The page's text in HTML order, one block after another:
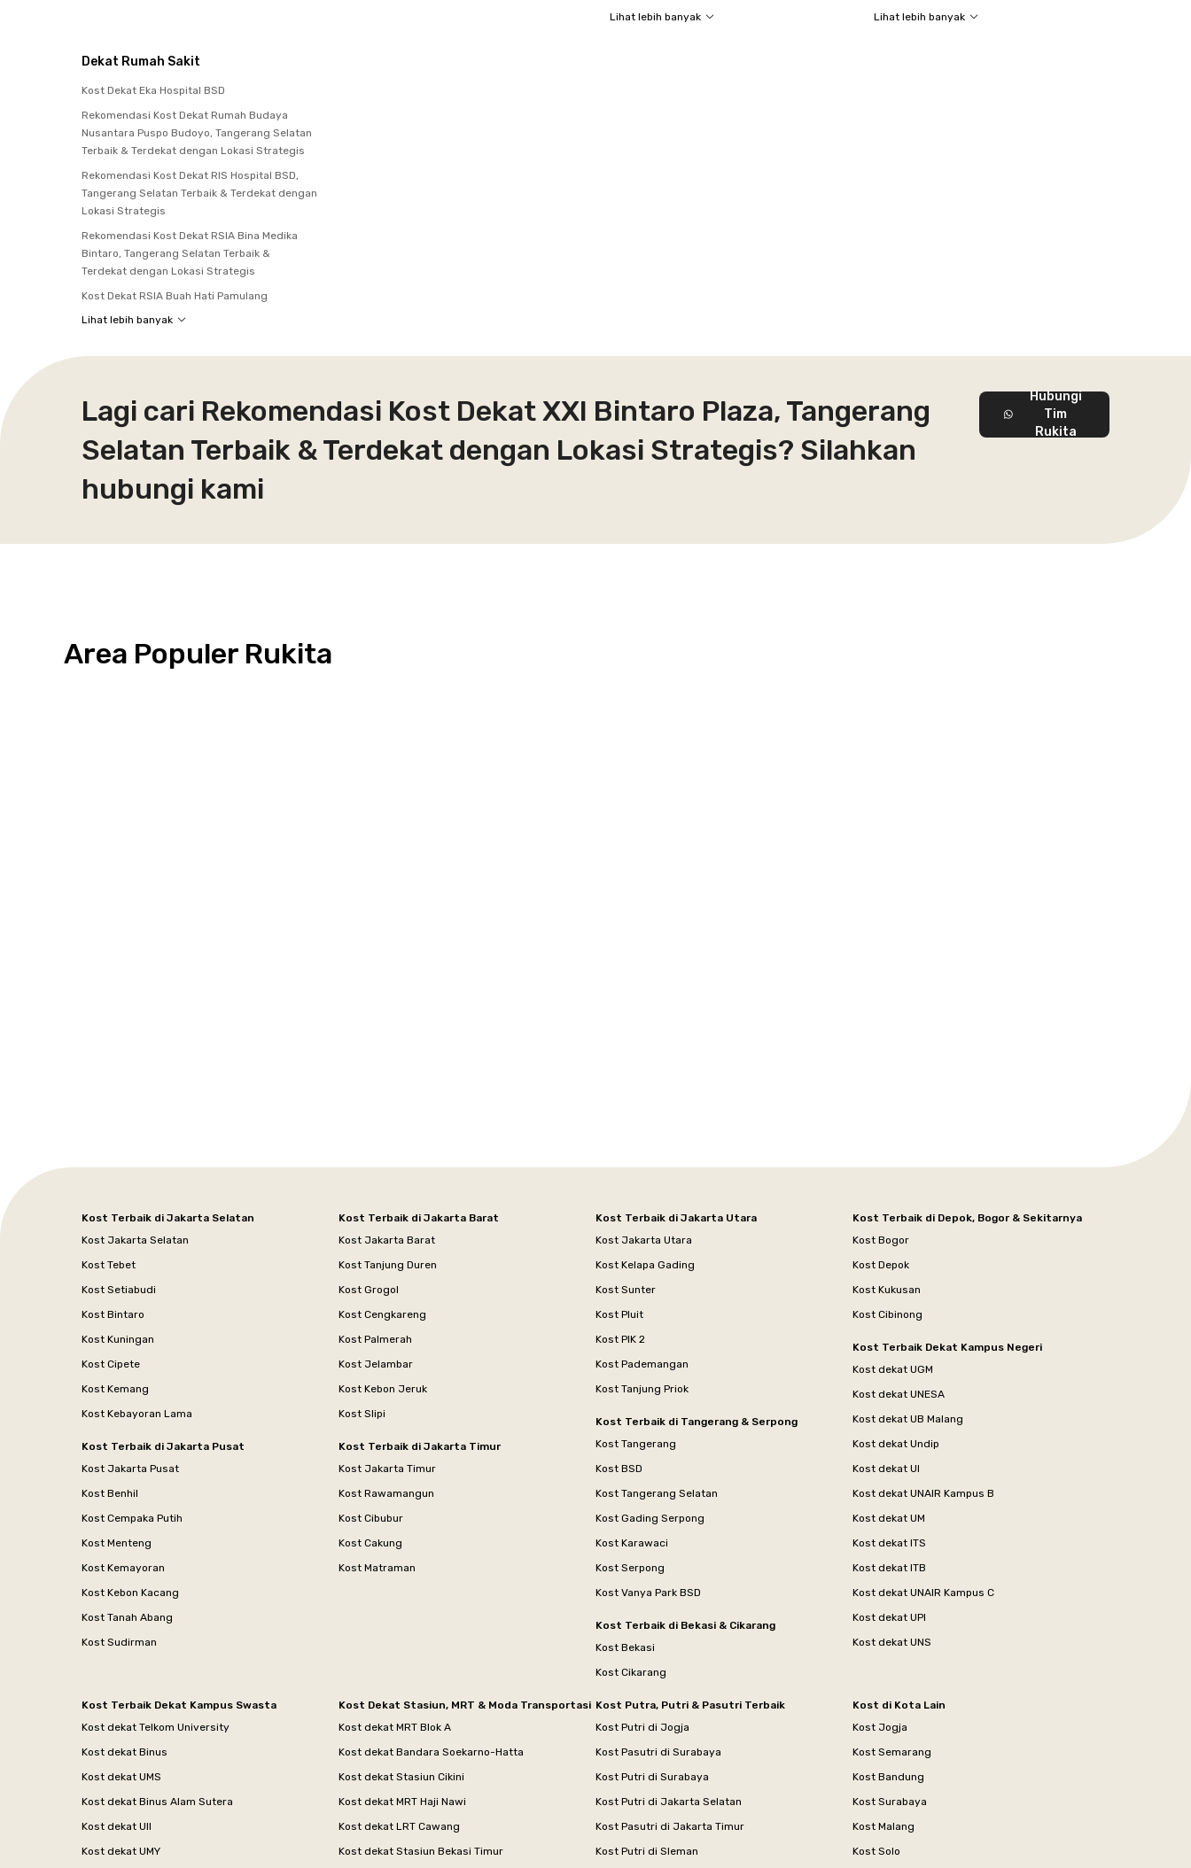
Lihat lebih banyak
Lihat lebih banyak
Dekat Rumah Sakit
Kost Dekat Eka Hospital BSD
Rekomendasi Kost Dekat Rumah Budaya
Nusantara Puspo Budoyo, Tangerang Selatan
Terbaik & Terdekat dengan Lokasi Strategis
Rekomendasi Kost Dekat RIS Hospital BSD,
Tangerang Selatan Terbaik & Terdekat dengan
Lokasi Strategis
Rekomendasi Kost Dekat RSIA Bina Medika
Bintaro, Tangerang Selatan Terbaik &
Terdekat dengan Lokasi Strategis
Kost Dekat RSIA Buah Hati Pamulang
Lihat lebih banyak
Lagi cari Rekomendasi Kost Dekat XXI Bintaro Plaza, Tangerang
Selatan Terbaik & Terdekat dengan Lokasi Strategis? Silahkan
hubungi kami
Hubungi
Tim
Rukita
Area Populer Rukita
Kost Terbaik di Jakarta Selatan
Kost Jakarta Selatan
Kost Tebet
Kost Setiabudi
Kost Bintaro
Kost Kuningan
Kost Cipete
Kost Kemang
Kost Kebayoran Lama
Kost Terbaik di Jakarta Pusat
Kost Jakarta Pusat
Kost Benhil
Kost Cempaka Putih
Kost Menteng
Kost Kemayoran
Kost Kebon Kacang
Kost Tanah Abang
Kost Sudirman
Kost Terbaik di Jakarta Barat
Kost Jakarta Barat
Kost Tanjung Duren
Kost Grogol
Kost Cengkareng
Kost Palmerah
Kost Jelambar
Kost Kebon Jeruk
Kost Slipi
Kost Terbaik di Jakarta Timur
Kost Jakarta Timur
Kost Rawamangun
Kost Cibubur
Kost Cakung
Kost Matraman
Kost Terbaik di Jakarta Utara
Kost Jakarta Utara
Kost Kelapa Gading
Kost Sunter
Kost Pluit
Kost PIK 2
Kost Pademangan
Kost Tanjung Priok
Kost Terbaik di Tangerang & Serpong
Kost Tangerang
Kost BSD
Kost Tangerang Selatan
Kost Gading Serpong
Kost Karawaci
Kost Serpong
Kost Vanya Park BSD
Kost Terbaik di Bekasi & Cikarang
Kost Bekasi
Kost Cikarang
Kost Terbaik di Depok, Bogor & Sekitarnya
Kost Bogor
Kost Depok
Kost Kukusan
Kost Cibinong
Kost Terbaik Dekat Kampus Negeri
Kost dekat UGM
Kost dekat UNESA
Kost dekat UB Malang
Kost dekat Undip
Kost dekat UI
Kost dekat UNAIR Kampus B
Kost dekat UM
Kost dekat ITS
Kost dekat ITB
Kost dekat UNAIR Kampus C
Kost dekat UPI
Kost dekat UNS
Kost Terbaik Dekat Kampus Swasta
Kost dekat Telkom University
Kost dekat Binus
Kost dekat UMS
Kost dekat Binus Alam Sutera
Kost dekat UII
Kost dekat UMY
Kost Dekat Stasiun, MRT & Moda Transportasi
Kost dekat MRT Blok A
Kost dekat Bandara Soekarno-Hatta
Kost dekat Stasiun Cikini
Kost dekat MRT Haji Nawi
Kost dekat LRT Cawang
Kost dekat Stasiun Bekasi Timur
Kost Putra, Putri & Pasutri Terbaik
Kost Putri di Jogja
Kost Pasutri di Surabaya
Kost Putri di Surabaya
Kost Putri di Jakarta Selatan
Kost Pasutri di Jakarta Timur
Kost Putri di Sleman
Kost di Kota Lain
Kost Jogja
Kost Semarang
Kost Bandung
Kost Surabaya
Kost Malang
Kost Solo